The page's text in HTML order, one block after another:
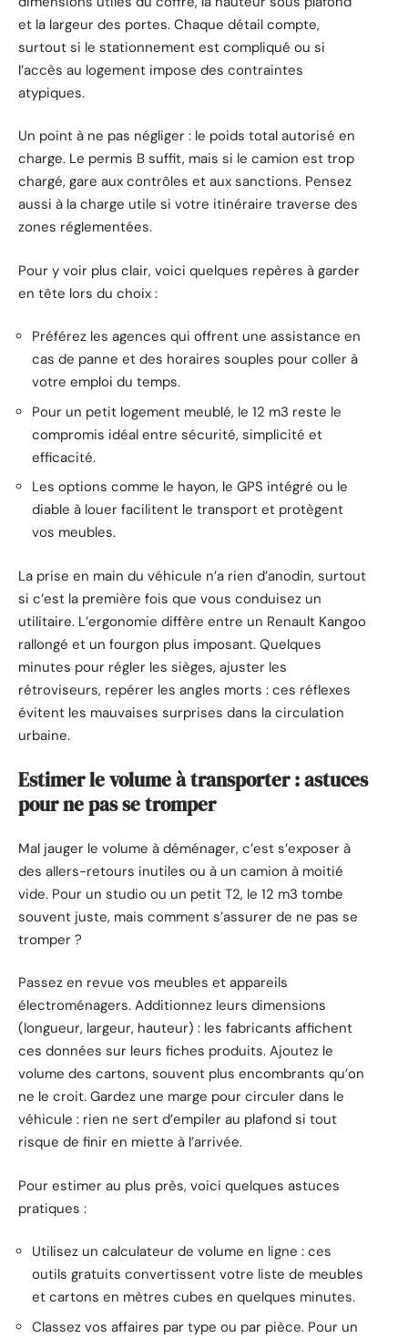
et la largeur des portes. Chaque détail compte,
surtout si le stationnement est compliqué ou si
l’accès au logement impose des contraintes
atypiques.
Un point à ne pas négliger : le poids total autorisé en
charge. Le permis B suffit, mais si le camion est trop
chargé, gare aux contrôles et aux sanctions. Pensez
aussi à la charge utile si votre itinéraire traverse des
zones réglementées.
Pour y voir plus clair, voici quelques repères à garder
en tête lors du choix :
Préférez les agences qui offrent une assistance en
cas de panne et des horaires souples pour coller à
votre emploi du temps.
Pour un petit logement meublé, le 12 m3 reste le
compromis idéal entre sécurité, simplicité et
efficacité.
Les options comme le hayon, le GPS intégré ou le
diable à louer facilitent le transport et protègent
vos meubles.
La prise en main du véhicule n’a rien d’anodin, surtout
si c’est la première fois que vous conduisez un
utilitaire. L’ergonomie diffère entre un Renault Kangoo
rallongé et un fourgon plus imposant. Quelques
minutes pour régler les sièges, ajuster les
rétroviseurs, repérer les angles morts : ces réflexes
évitent les mauvaises surprises dans la circulation
urbaine.
Estimer le volume à transporter : astuces
pour ne pas se tromper
Mal jauger le volume à déménager, c’est s’exposer à
des allers-retours inutiles ou à un camion à moitié
vide. Pour un studio ou un petit T2, le 12 m3 tombe
souvent juste, mais comment s’assurer de ne pas se
tromper ?
Passez en revue vos meubles et appareils
électroménagers. Additionnez leurs dimensions
(longueur, largeur, hauteur) : les fabricants affichent
ces données sur leurs fiches produits. Ajoutez le
volume des cartons, souvent plus encombrants qu’on
ne le croit. Gardez une marge pour circuler dans le
véhicule : rien ne sert d’empiler au plafond si tout
risque de finir en miette à l’arrivée.
Pour estimer au plus près, voici quelques astuces
pratiques :
Utilisez un calculateur de volume en ligne : ces
outils gratuits convertissent votre liste de meubles
et cartons en mètres cubes en quelques minutes.
Classez vos affaires par type ou par pièce. Pour un